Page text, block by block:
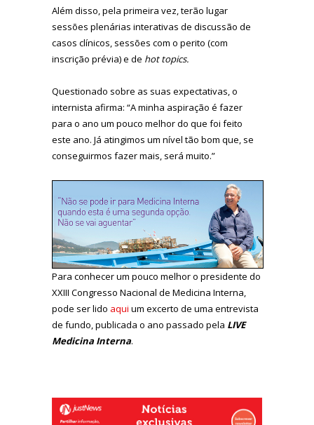
Além disso, pela primeira vez, terão lugar
sessões plenárias interativas de discussão de
casos clínicos, sessões com o perito (com
inscrição prévia) e de hot topics.
Questionado sobre as suas expectativas, o
internista afirma: “A minha aspiração é fazer
para o ano um pouco melhor do que foi feito
este ano. Já atingimos um nível tão bom que, se
conseguirmos fazer mais, será muito.”
Para conhecer um pouco melhor o presidente do
XXIII Congresso Nacional de Medicina Interna,
pode ser lido aqui um excerto de uma entrevista
de fundo, publicada o ano passado pela LIVE
Medicina Interna.